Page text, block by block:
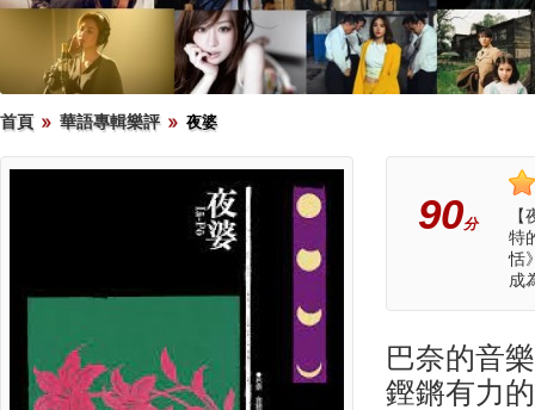
首頁 華語專輯樂評 夜婆
90分
特
恬
成
巴奈的音
鏗鏘有力